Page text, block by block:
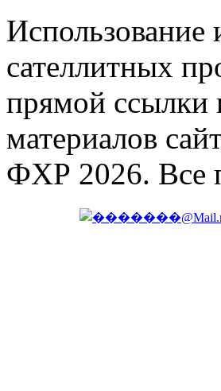
Использование
сателлитных
прямой ссылки
материалов
ФХР 2026. Все